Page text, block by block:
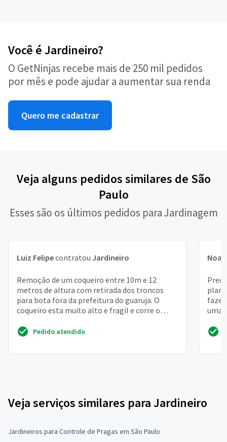
Você é Jardineiro?
O GetNinjas recebe mais de 250 mil pedidos
por mês e pode ajudar a aumentar sua renda
Quero me cadastrar
Veja alguns pedidos similares de São
Paulo
Esses são os últimos pedidos para Jardinagem
Luiz Felipecontratou Jardineiro
Remoção de um coqueiro entre 10m e 12
metros de altura com retirada dos troncos
para bota fora da prefeitura do guaruja. O
coqueiro esta muito alto e fragil e corre o
Pedido atendido
Noah
fazer
uma
Veja serviços similares para Jardineiro
Jardineiros para Controle de Pragas em São Paulo